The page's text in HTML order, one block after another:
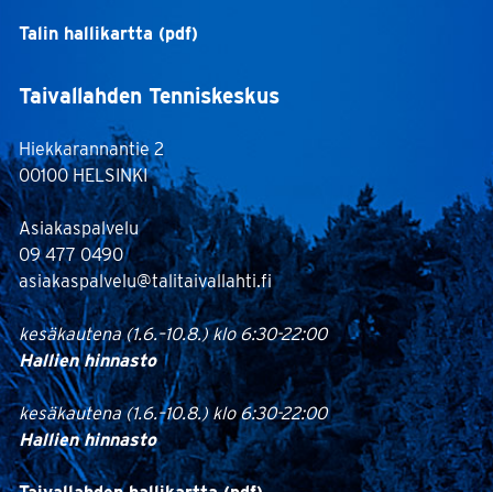
Talin hallikartta (pdf)
Taivallahden Tenniskeskus
Hiekkarannantie 2
00100 HELSINKI
Asiakaspalvelu
09 477 0490
asiakaspalvelu@talitaivallahti.fi
kesäkautena (1.6.–10.8.) klo 6:30-22:00
Hallien hinnasto
kesäkautena (1.6.–10.8.) klo 6:30-22:00
Hallien hinnasto